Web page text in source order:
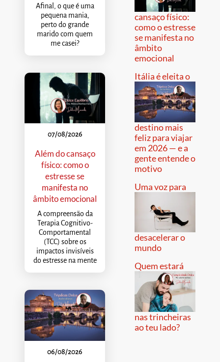
Afinal, o que é uma
pequena mania,
perto do grande
marido com quem
me casei?
07/08/2026
Além do cansaço
físico: como o
estresse se
manifesta no
âmbito emocional
A compreensão da
Terapia Cognitivo-
Comportamental
(TCC) sobre os
impactos invisíveis
do estresse na mente
06/08/2026
cansaço físico:
como o estresse
se manifesta no
âmbito
emocional
Itália é eleita o
destino mais
feliz para viajar
em 2026 — e a
gente entende o
motivo
Uma voz para
desacelerar o
mundo
Quem estará
nas trincheiras
ao teu lado?